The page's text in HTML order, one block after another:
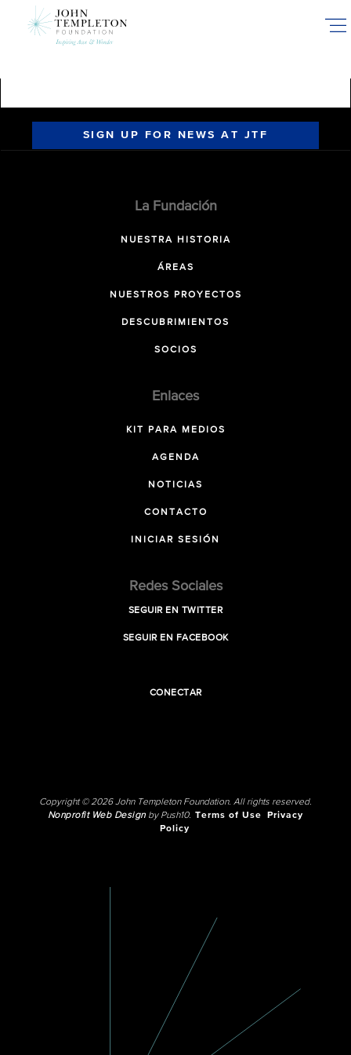
SIGN UP FOR NEWS AT JTF
La Fundación
NUESTRA HISTORIA
ÁREAS
NUESTROS PROYECTOS
DESCUBRIMIENTOS
SOCIOS
Enlaces
KIT PARA MEDIOS
AGENDA
NOTICIAS
CONTACTO
INICIAR SESIÓN
Redes Sociales
SEGUIR EN TWITTER
SEGUIR EN FACEBOOK
CONECTAR
Copyright © 2026 John Templeton Foundation. All rights reserved.
Nonprofit Web Designby Push10. Terms of Use
Privacy
Policy